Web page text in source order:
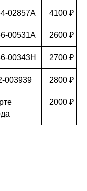
02857A 4100 ₽
00531A 2600 ₽
00343H 2700 ₽
003939 2800 ₽
2000 ₽